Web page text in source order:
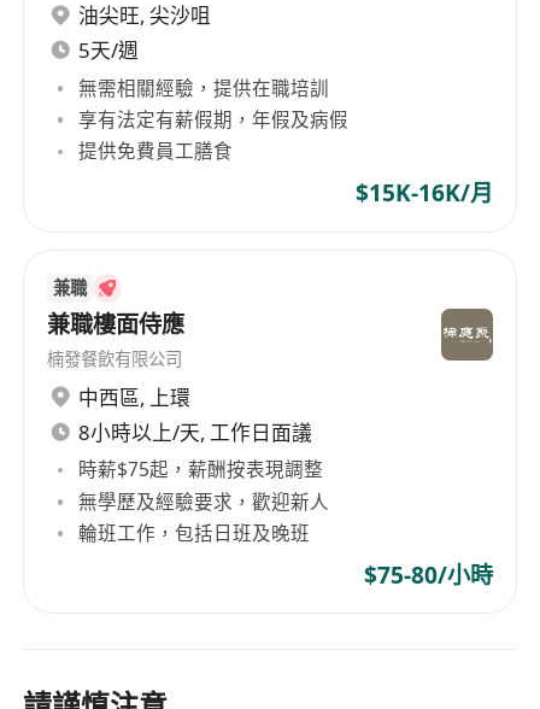
油尖旺, 尖沙咀
5天/週
無需相關經驗，提供在職培訓
享有法定有薪假期，年假及病假
提供免費員工膳食
$15K-16K/月
兼職
兼職樓面侍應
楠發餐飲有限公司
中西區, 上環
8小時以上/天, 工作日面議
時薪$75起，薪酬按表現調整
無學歷及經驗要求，歡迎新人
輪班工作，包括日班及晚班
$75-80/小時